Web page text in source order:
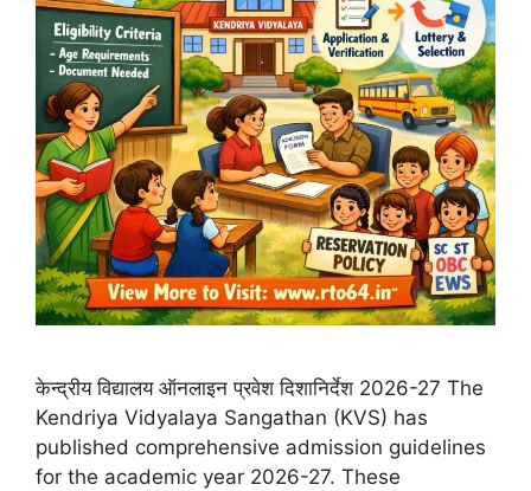
केन्द्रीय विद्यालय ऑनलाइन प्रवेश दिशानिर्देश 2026-27 The
Kendriya Vidyalaya Sangathan (KVS) has
published comprehensive admission guidelines
for the academic year 2026-27. These